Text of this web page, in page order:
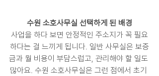
수원 소호사무실 선택하게 된 배경
사업을 하다 보면 안정적인 주소지가 꼭 필요
하다는 걸 느끼게 됩니다. 일반 사무실은 보증
금과 월 비용이 부담스럽고, 관리해야 할 일도
많아요. 수원 소호사무실은 그런 점에서 초기